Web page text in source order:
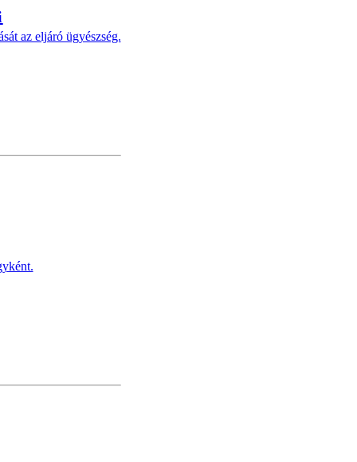
az eljáró ügyészség.